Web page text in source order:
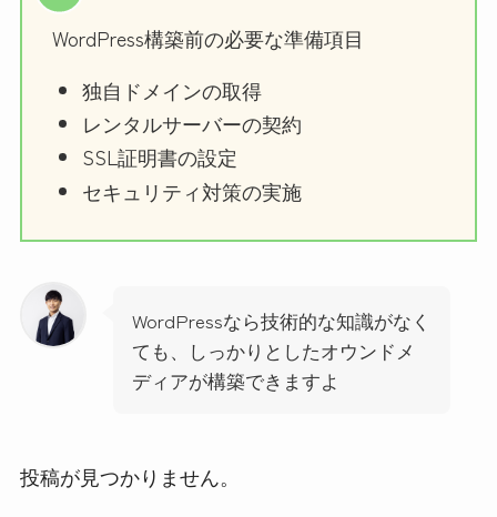
WordPress構築前の必要な準備項目
独自ドメインの取得
レンタルサーバーの契約
SSL証明書の設定
セキュリティ対策の実施
WordPressなら技術的な知識がなく
ても、しっかりとしたオウンドメ
ディアが構築できますよ
投稿が見つかりません。